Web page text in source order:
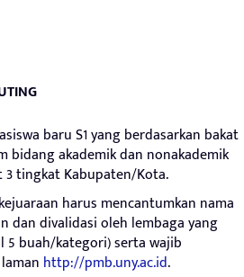
baru S1 yang berdasarkan bakat
bidang akademik dan nonakademik
tingkat Kabupaten/Kota.
harus mencantumkan nama
dan divalidasi oleh lembaga yang
5 buah/kategori) serta wajib
http://pmb.uny.ac.id.